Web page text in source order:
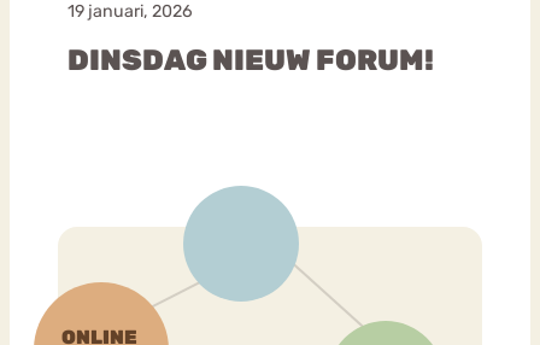
19 januari, 2026
DINSDAG NIEUW FORUM!